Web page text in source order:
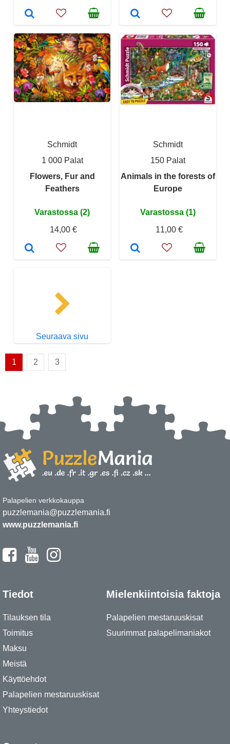
Schmidt
1 000 Palat
Flowers, Fur and
Feathers
Varastossa (2)
14,00 €
Schmidt
150 Palat
Animals in the forests of
Europe
Varastossa (1)
11,00 €
Seuraava sivu
1 2 3
Palapelien verkkokauppa
puzzlemania@puzzlemania.fi
www.puzzlemania.fi
Tiedot
Tilauksen tila
Toimitus
Maksu
Meistä
Käyttöehdot
Palapelien mestaruuskisat
Yhteystiedot
Mielenkiintoisia faktoja
Palapelien mestaruuskisat
Suurimmat palapelimaniakot